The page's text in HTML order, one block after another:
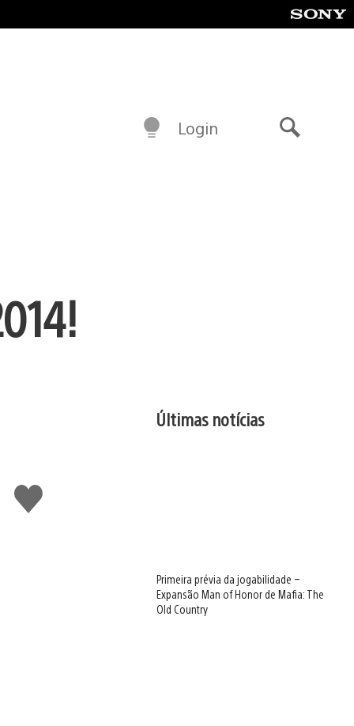
Login
Curtir
Últimas notícias
Primeira prévia da jogabilidade –
Expansão Man of Honor de Mafia: The
Old Country